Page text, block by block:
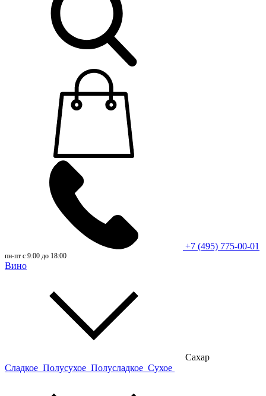
+7 (495) 775-00-01
пн-пт с 9:00 до 18:00
Вино
Сахар
Сладкое Полусухое Полусладкое Сухое